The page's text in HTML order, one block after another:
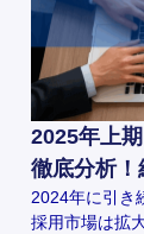
2025年上
徹底分析
2024年に引き
採用市場は拡